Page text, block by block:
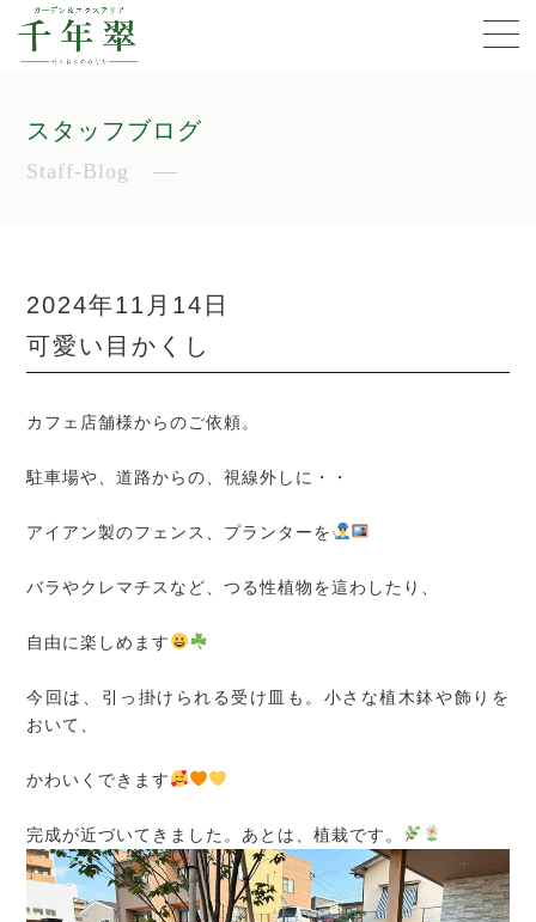
スタッフブログ
Staff-Blog
2024年11月14日
可愛い目かくし
カフェ店舗様からのご依頼。
駐車場や、道路からの、視線外しに・・
アイアン製のフェンス、プランターを
バラやクレマチスなど、つる性植物を這わしたり、
自由に楽しめます
今回は、引っ掛けられる受け皿も。小さな植木鉢や飾りを
おいて、
かわいくできます
完成が近づいてきました。あとは、植栽です。